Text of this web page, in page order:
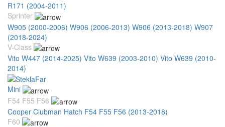
R171 (2004-2011)
Sprinter
W905 (2000-2006) W906 (2006-2013) W906 (2013-2018) W907
(2018-2024)
V-Class
Vito W447 (2014-2025) Vito W639 (2003-2010) Vito W639 (2010-
2014)
Mini
F54 F55 F56
Cooper Clubman Hatch F54 F55 F56 (2013-2018)
F60